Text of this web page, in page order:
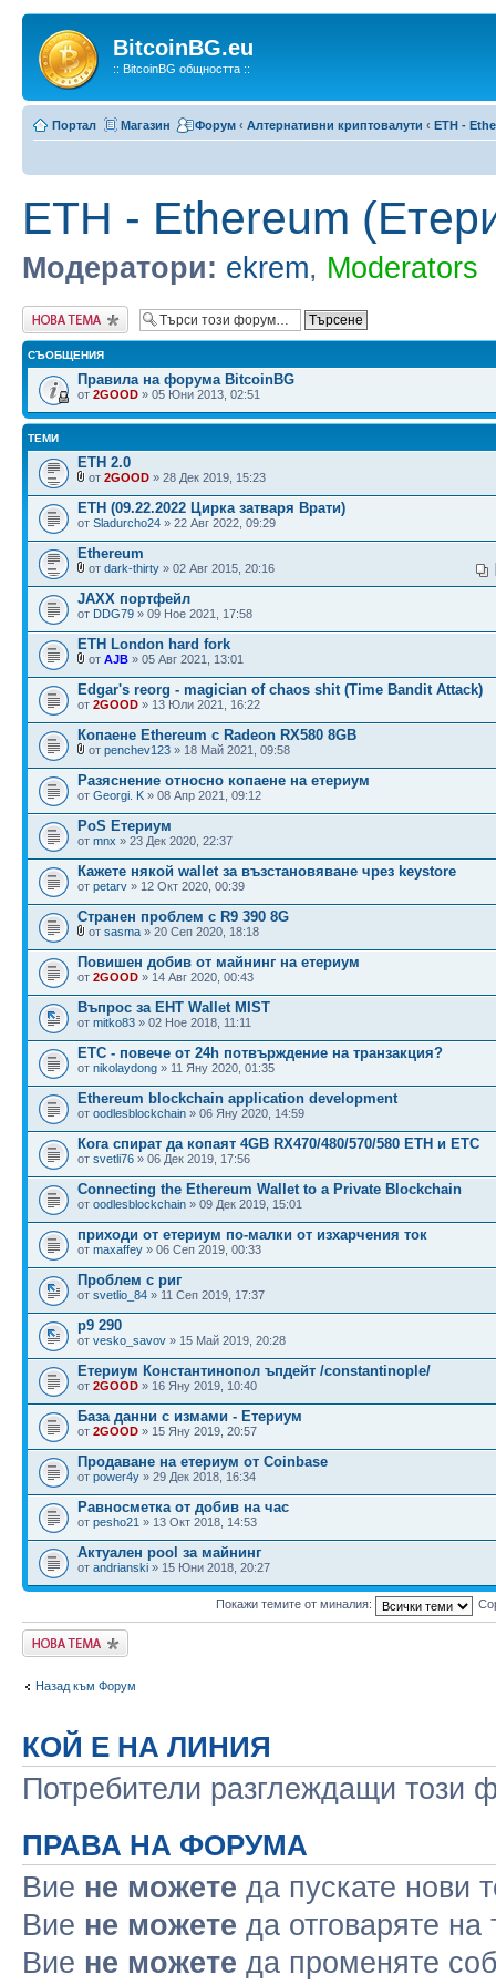
BitcoinBG.eu
:: BitcoinBG общността ::
Портал Магазин Форум ‹ Алтернативни криптовалути ‹ ETH -
ETH - Ethereum
Модератори: ekrem, Moderators
Публикувай нова
тема
СЪОБЩЕНИЯ
Правила на форума BitcoinBG
от 2GOOD » 05 Юни 2013, 02:51
ТЕМИ
ETH 2.0
от 2GOOD » 28 Дек 2019, 15:23
ETH (09.22.2022 Цирка затваря Врати)
от Sladurcho24 » 22 Авг 2022, 09:29
Ethereum
от dark-thirty » 02 Авг 2015, 20:16
JAXX портфейл
от DDG79 » 09 Ное 2021, 17:58
ETH London hard fork
от AJB » 05 Авг 2021, 13:01
Edgar's reorg - magician of chaos shit (Time Bandit Attack)
от 2GOOD » 13 Юли 2021, 16:22
Копаене Ethereum с Radeon RX580 8GB
от penchev123 » 18 Май 2021, 09:58
Разяснение относно копаене на етериум
от Georgi. K » 08 Апр 2021, 09:12
PoS Етериум
от mnx » 23 Дек 2020, 22:37
Кажете някой wallet за възстановяване чрез keystore
от petarv » 12 Окт 2020, 00:39
Странен проблем с R9 390 8G
от sasma » 20 Сеп 2020, 18:18
Повишен добив от майнинг на етериум
от 2GOOD » 14 Авг 2020, 00:43
Въпрос за EHT Wallet MIST
от mitko83 » 02 Ное 2018, 11:11
ETC - повече от 24h потвърждение на транзакция?
от nikolaydong » 11 Яну 2020, 01:35
Ethereum blockchain application development
от oodlesblockchain » 06 Яну 2020, 14:59
Кога спират да копаят 4GB RX470/480/570/580 ETH и ETC
от svetli76 » 06 Дек 2019, 17:56
Connecting the Ethereum Wallet to a Private Blockchain
от oodlesblockchain » 09 Дек 2019, 15:01
приходи от етериум по-малки от изхарчения ток
от maxaffey » 06 Сеп 2019, 00:33
Проблем с риг
от svetlio_84 » 11 Сеп 2019, 17:37
р9 290
от vesko_savov » 15 Май 2019, 20:28
Етериум Константинопол ъпдейт /constantinople/
от 2GOOD » 16 Яну 2019, 10:40
База данни с измами - Етериум
от 2GOOD » 15 Яну 2019, 20:57
Продаване на етериум от Coinbase
от power4y » 29 Дек 2018, 16:34
Равносметка от добив на час
от pesho21 » 13 Окт 2018, 14:53
Актуален pool за майнинг
от andrianski » 15 Юни 2018, 20:27
Покажи темите от миналия:
Публикувай нова
тема
Назад към Форум
КОЙ Е НА ЛИНИЯ
Потребители разглеждащи този
ПРАВА НА ФОРУМА
Вие не можете да пускате нови
Вие не можете да отговаряте на
Вие не можете да променяте